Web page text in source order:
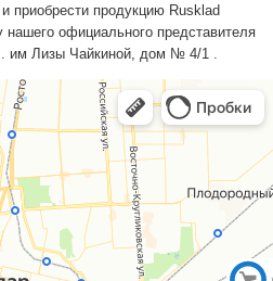
приобрести продукцию Rusklad
официального представителя
им Лизы Чайкиной, дом № 4/1 .